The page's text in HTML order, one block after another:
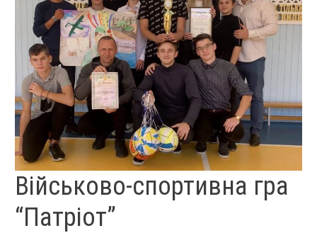
Військово-спортивна гра
“Патріот”
ВІЙСЬКОВО-
СПОРТИВНА
ГРА
“ПАТРІОТ”